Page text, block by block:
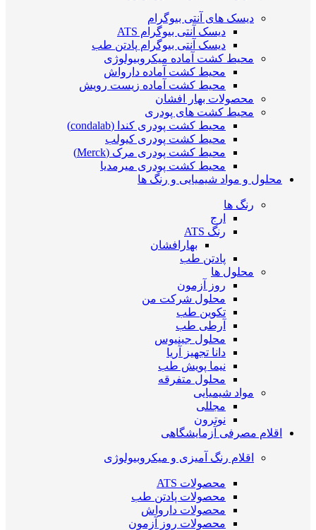
دیسک های آنتی بیوگرام
دیسک آنتی بیوگرام ATS
دیسک آنتی بیوگرام پادتن طب
محیط کشت آماده میکروبیولوژی
محیط کشت آماده دارواش
محیط کشت آماده زیست رویش
محصولات بهار افشان
محیط کشت های پودری
محیط کشت پودری کندا (condalab)
محیط کشت پودری کیولب
محیط کشت پودری مرک (Merck)
محیط کشت پودری میرمدیا
محلول و مواد شیمیایی و رنگ ها
رنگ ها
ارج
رنگ ATS
بهارافشان
پادتن طب
محلول ها
روز آزمون
محلول شرکت من
تکوین طب
آرطی طب
محلول جینیوس
دانا تجهیز آریا
نیما پویش طب
محلول متفرقه
مواد شیمیایی
مجللی
نوترون
اقلام مصرفی آزمایشگاهی
اقلام رنگ آمیزی و میکروبیولوژی
محصولات ATS
محصولات پادتن طب
محصولات دارواش
محصولات روز آزمون